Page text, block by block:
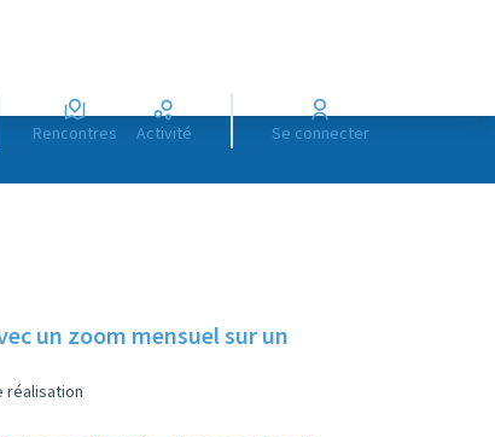
Rencontres Activité Se connecter
un zoom mensuel sur un
réalisation